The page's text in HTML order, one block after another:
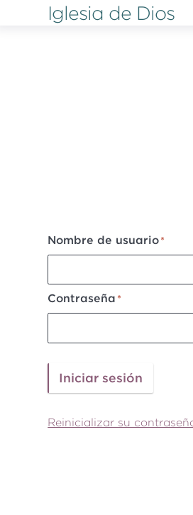
Iglesia de Dios
Nombre de usuario
Contraseña
Reinicializar su